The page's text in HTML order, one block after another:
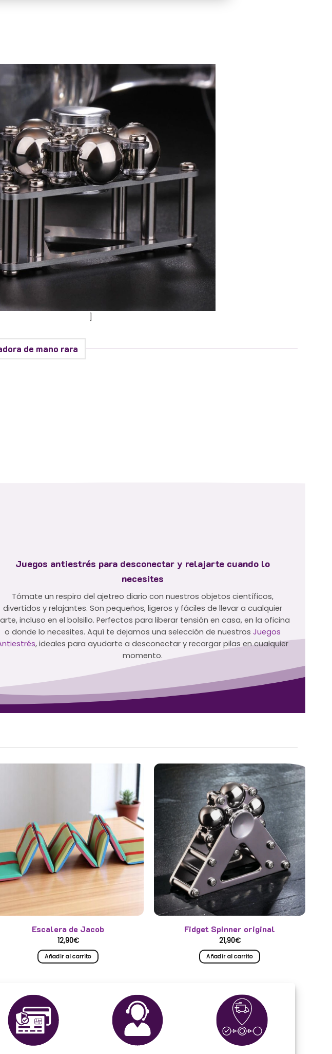
]
de mano rara
Juegos antiestrés para desconectar y relajarte cuando lo
necesites
Tómate un respiro del ajetreo diario con nuestros objetos científicos,
divertidos y relajantes. Son pequeños, ligeros y fáciles de llevar a cualquier
incluso en el bolsillo. Perfectos para liberar tensión en casa, en la oficina
o donde lo necesites. Aquí te dejamos una selección de nuestros Juegos
, ideales para ayudarte a desconectar y recargar pilas en cualquier
momento.
Escalera de Jacob
12,90€
Añadir al carrito
Fidget Spinner original
21,90€
Añadir al carrito